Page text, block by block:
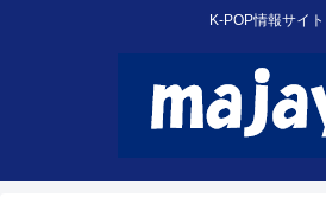
K-POP情報サイト